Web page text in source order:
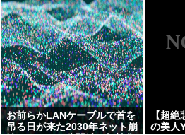
お前らかLANケーブルで首を
吊る日が来た2030年ネット崩
【超
の美人